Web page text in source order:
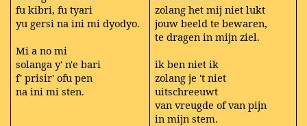
fu kibri, fu tyari
yu gersi na ini mi dyodyo.
Mi a no mi
solanga y' n'e bari
f' prisir' ofu pen
na ini mi sten.
zolang het mij niet lukt
jouw beeld te bewaren,
te dragen in mijn ziel.
ik ben niet ik
zolang je 't niet
uitschreeuwt
van vreugde of van pijn
in mijn stem.